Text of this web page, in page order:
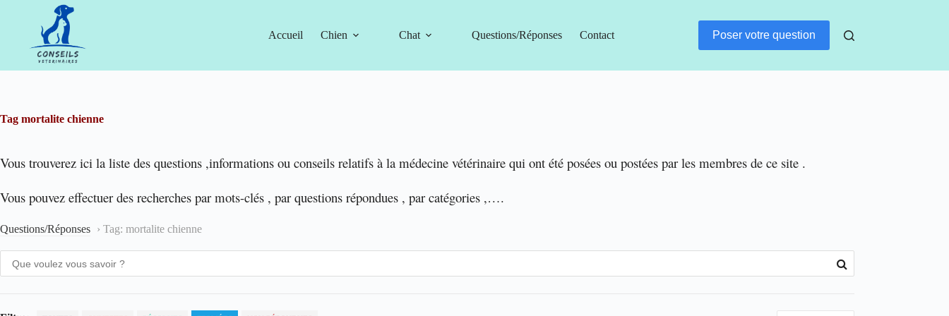
Accueil Chien Chat Questions/Réponses Contact Poser votre question
Tag mortalite chienne
Vous trouverez ici la liste des questions ,informations ou conseils relatifs à la médecine vétérinaire qui ont été posées ou postées par les membres de ce site .
Vous pouvez effectuer des recherches par mots-clés , par questions répondues , par catégories ,….
Questions/Réponses › Tag: mortalite chienne